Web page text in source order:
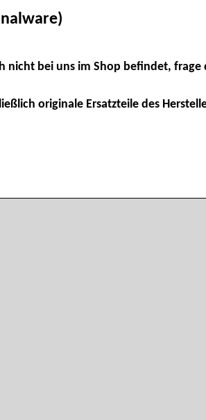
bei uns im Shop befindet,
originale Ersatzteile des